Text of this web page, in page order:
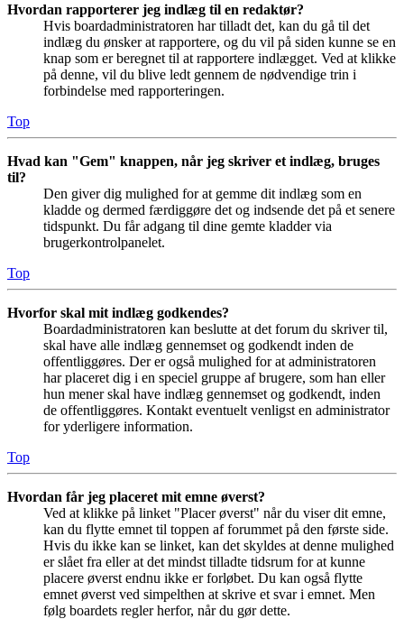
Hvordan rapporterer jeg indlæg til en redaktør?
Hvis boardadministratoren har tilladt det, kan du gå til det
indlæg du ønsker at rapportere, og du vil på siden kunne se en
knap som er beregnet til at rapportere indlægget. Ved at klikke
på denne, vil du blive ledt gennem de nødvendige trin i
forbindelse med rapporteringen.
Top
Hvad kan "Gem" knappen, når jeg skriver et indlæg, bruges
til?
Den giver dig mulighed for at gemme dit indlæg som en
kladde og dermed færdiggøre det og indsende det på et senere
tidspunkt. Du får adgang til dine gemte kladder via
brugerkontrolpanelet.
Top
Hvorfor skal mit indlæg godkendes?
Boardadministratoren kan beslutte at det forum du skriver til,
skal have alle indlæg gennemset og godkendt inden de
offentliggøres. Der er også mulighed for at administratoren
har placeret dig i en speciel gruppe af brugere, som han eller
hun mener skal have indlæg gennemset og godkendt, inden
de offentliggøres. Kontakt eventuelt venligst en administrator
for yderligere information.
Top
Hvordan får jeg placeret mit emne øverst?
Ved at klikke på linket "Placer øverst" når du viser dit emne,
kan du flytte emnet til toppen af forummet på den første side.
Hvis du ikke kan se linket, kan det skyldes at denne mulighed
er slået fra eller at det mindst tilladte tidsrum for at kunne
placere øverst endnu ikke er forløbet. Du kan også flytte
emnet øverst ved simpelthen at skrive et svar i emnet. Men
følg boardets regler herfor, når du gør dette.